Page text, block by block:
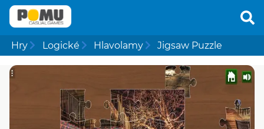
Hry Logické Hlavolamy Jigsaw Puzzle